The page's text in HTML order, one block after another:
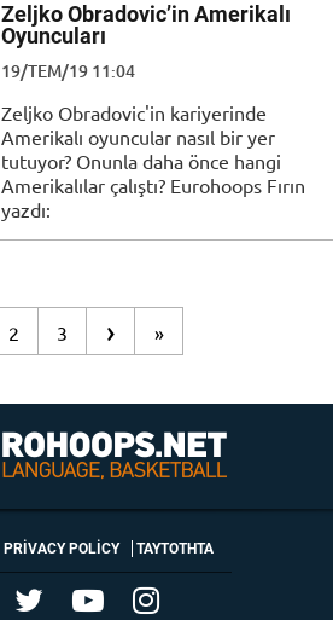
Zeljko Obradovic’in Amerikalı
Oyuncuları
19/TEM/19 11:04
Zeljko Obradovic'in kariyerinde
Amerikalı oyuncular nasıl bir yer
tutuyor? Onunla daha önce hangi
Amerikalılar çalıştı? Eurohoops Fırın
yazdı:
2 3 › »
PRIVACY POLICY ΤΑΥΤΟΤΗΤΑ